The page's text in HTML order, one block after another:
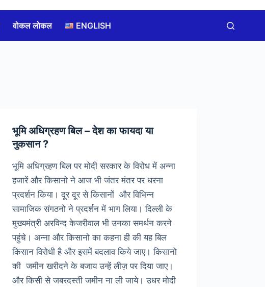
वोकल लोकल ENGLISH
भूमि अधिग्रहण बिल – देश का फायदा या
नुकसान ?
भूमि अधिग्रहण बिल पर मोदी सरकार के विरोध में अन्ना
हजारें और किसानो ने आज भी जंतर मंतर पर धरना
प्रदर्शन किया। दूर दूर से किसानों और विभिन्न
सामाजिक संगठनो ने प्रदर्शन में भाग लिया। दिल्ली के
मुख्यमंत्री अरविन्द केजरीवाल भी उनका समर्थन करने
पहुंचे। अन्ना और किसानो का कहना ही की यह बिल
किसान विरोधी है और इसमें बदलाव किये जाए। किसानो
की जमीन खरीदने के बजाय उन्हें लीज़ पर दिया जाए।
और किसी से जबरदस्ती जमीन ना ली जाये। उधर मोदी